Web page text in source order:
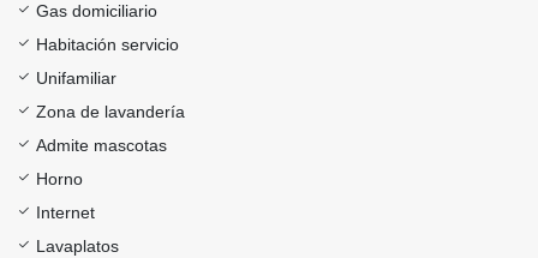
Gas domiciliario
Habitación servicio
Unifamiliar
Zona de lavandería
Admite mascotas
Horno
Internet
Lavaplatos